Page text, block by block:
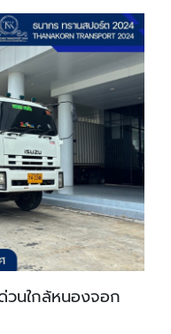
นใกล้หนองจอก